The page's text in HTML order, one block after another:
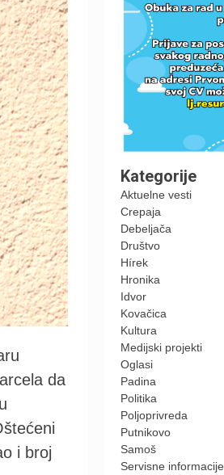
da
i broj
Kategorije
Aktuelne vesti
Crepaja
Debeljača
Društvo
Hírek
Hronika
Idvor
Kovačica
Kultura
Medijski projekti
Oglasi
Padina
Politika
Poljoprivreda
Putnikovo
Samoš
Servisne informacije